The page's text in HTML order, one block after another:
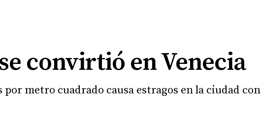
convirtió en Venecia
metro cuadrado causa estragos en la ciudad con